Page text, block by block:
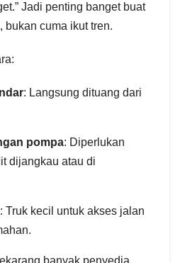
Jadi penting banget buat
bukan cuma ikut tren.
: Langsung dituang dari
pompa: Diperlukan
dijangkau atau di
: Truk kecil untuk akses jalan